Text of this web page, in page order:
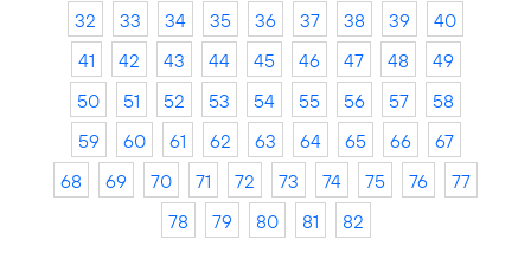
32
33 34 35 36 37 38 39
40
41
42 43 44 45 46 47 48
49
50
51 52 53 54 55 56 57
58
59
60 61 62 63 64 65 66
67
68
69 70 71 72 73 74 75 76
77
78
79 80 81 82